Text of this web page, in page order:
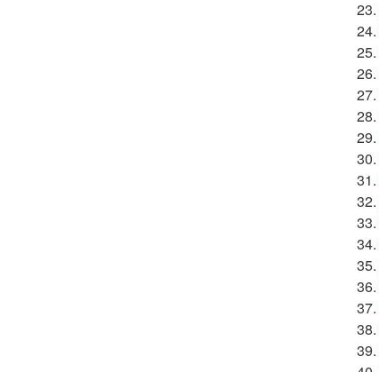
23.
24.
25.
26.
27.
28.
29.
30.
31.
32.
33.
34.
35.
36.
37.
38.
39.